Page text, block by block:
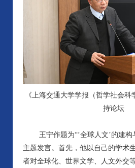
《上海交通大学学报（哲学社会
持论坛
王宁作题为“‘全球人文’的建构
主题发言。首先，他以自己的学术
者对全球化、世界文学、人文外交